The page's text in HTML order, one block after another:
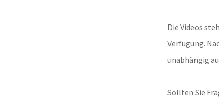
Die Videos
Verfügung.
unabhängig
Sollten Sie